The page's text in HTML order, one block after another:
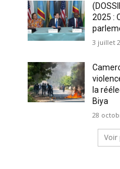
2025 :
3 juillet
la
Biya
28
Voir